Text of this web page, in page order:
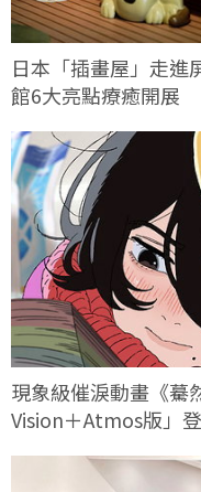
日本「插畫屋」走進
館6大亮點療癒開展
現象級催淚動畫《驀
Vision＋Atmos版」